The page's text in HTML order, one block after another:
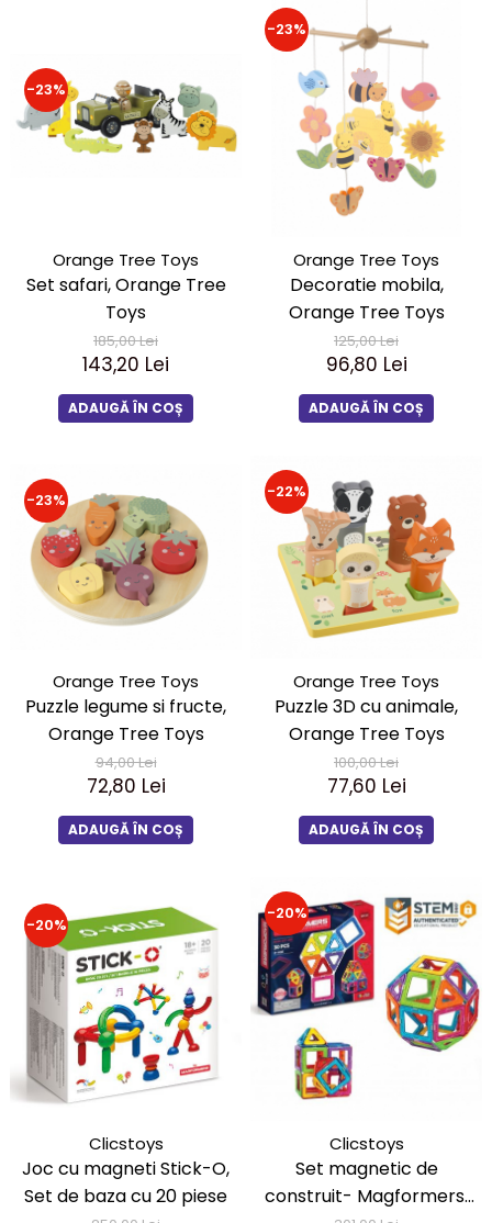
-23%
Orange Tree Toys
Set safari, Orange Tree
Toys
185,00 Lei
143,20 Lei
ADAUGĂ ÎN COȘ
-23%
Orange Tree Toys
Decoratie mobila,
Orange Tree Toys
125,00 Lei
96,80 Lei
ADAUGĂ ÎN COȘ
-23%
Orange Tree Toys
Puzzle legume si fructe,
Orange Tree Toys
94,00 Lei
72,80 Lei
ADAUGĂ ÎN COȘ
-22%
Orange Tree Toys
Puzzle 3D cu animale,
Orange Tree Toys
100,00 Lei
77,60 Lei
ADAUGĂ ÎN COȘ
-20%
Clicstoys
Joc cu magneti Stick-O,
Set de baza cu 20 piese
-20%
Clicstoys
Set magnetic de
construit- Magformers,